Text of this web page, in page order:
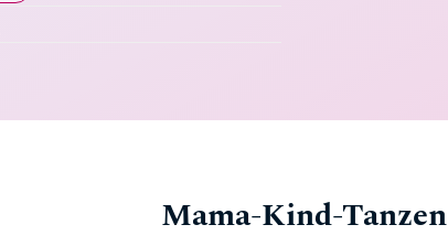
Mama-Kind-Tanzen